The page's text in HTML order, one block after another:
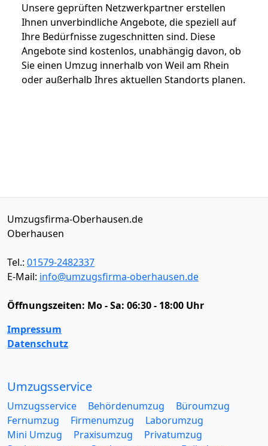
Unsere geprüften Netzwerkpartner erstellen
Ihnen unverbindliche Angebote, die speziell auf
Ihre Bedürfnisse zugeschnitten sind. Diese
Angebote sind kostenlos, unabhängig davon, ob
Sie einen Umzug innerhalb von Weil am Rhein
oder außerhalb Ihres aktuellen Standorts planen.
Umzugsfirma-Oberhausen.de
Oberhausen
Tel.: 01579-2482337
E-Mail: info@umzugsfirma-oberhausen.de
Öffnungszeiten: Mo - Sa: 06:30 - 18:00 Uhr
Impressum
Datenschutz
Umzugsservice
Umzugsservice Behördenumzug
Büroumzug
Fernumzug
Firmenumzug
Laborumzug
Mini Umzug
Praxisumzug
Privatumzug